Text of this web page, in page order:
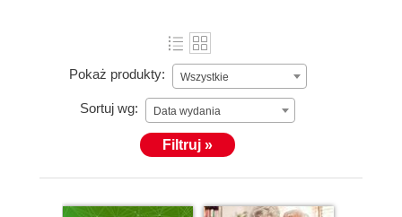
Pokaż produkty: Wszystkie
Sortuj wg: Data wydania
Filtruj »